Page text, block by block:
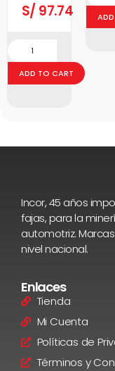
S/ 97.74
ADD TO CART
Incor, 45 años
fajas, para la
automotriz.
nivel nacional.
Enlaces
Tienda
Mi Cuenta
Políticas de
Términos y